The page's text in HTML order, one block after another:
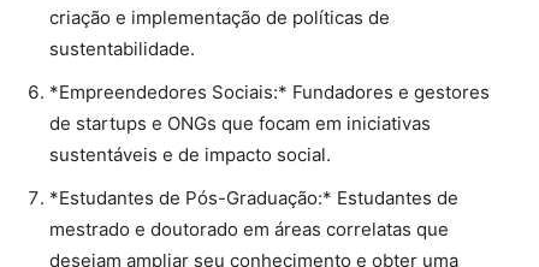
criação e implementação de políticas de
sustentabilidade.
*Empreendedores Sociais:* Fundadores e gestores
de startups e ONGs que focam em iniciativas
sustentáveis e de impacto social.
*Estudantes de Pós-Graduação:* Estudantes de
mestrado e doutorado em áreas correlatas que
desejam ampliar seu conhecimento e obter uma